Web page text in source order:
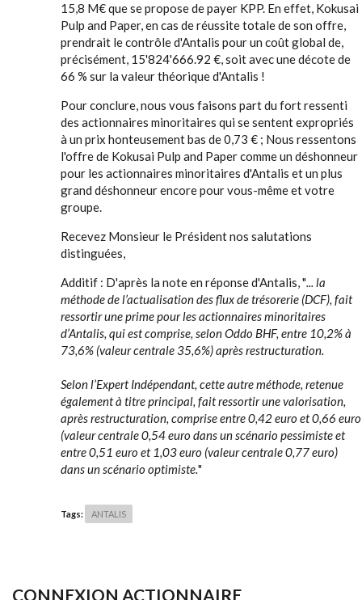
15,8 M€ que se propose de payer KPP. En effet, Kokusai
Pulp and Paper, en cas de réussite totale de son offre,
prendrait le contrôle d'Antalis pour un coût global de,
précisément, 15'824'666.92 €, soit avec une décote de
66 % sur la valeur théorique d'Antalis !
Pour conclure, nous vous faisons part du fort ressenti
des actionnaires minoritaires qui se sentent expropriés
à un prix honteusement bas de 0,73 € ; Nous ressentons
l'offre de Kokusai Pulp and Paper comme un déshonneur
pour les actionnaires minoritaires d'Antalis et un plus
grand déshonneur encore pour vous-même et votre
groupe.
Recevez Monsieur le Président nos salutations
distinguées,
Additif : D'après la note en réponse d'Antalis, "... la
méthode de l’actualisation des flux de trésorerie (DCF), fait
ressortir une prime pour les actionnaires minoritaires
d’Antalis, qui est comprise, selon Oddo BHF, entre 10,2% à
73,6% (valeur centrale 35,6%) après restructuration.
Selon l’Expert Indépendant, cette autre méthode, retenue
également à titre principal, fait ressortir une valorisation,
après restructuration, comprise entre 0,42 euro et 0,66 euro
(valeur centrale 0,54 euro dans un scénario pessimiste et
entre 0,51 euro et 1,03 euro (valeur centrale 0,77 euro)
dans un scénario optimiste."
Tags: ANTALIS
CONNEXION ACTIONNAIRE